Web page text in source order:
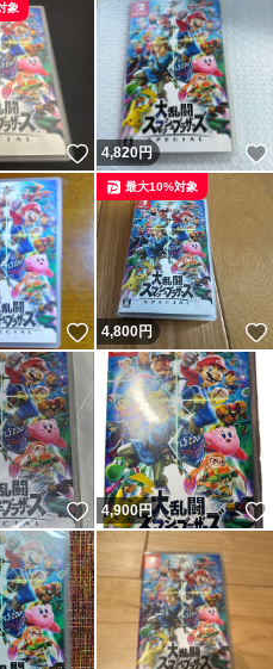
いいね！
象
4,820円
いいね！
4,800円
最大10%対象
いいね！
4,900円